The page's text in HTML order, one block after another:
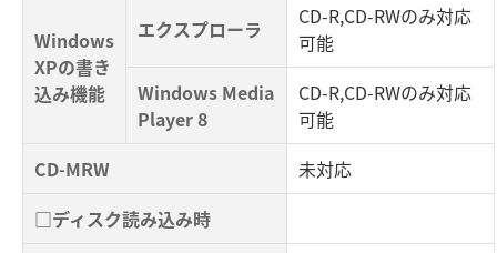
Windows
XPの書き
込み機能
エクスプローラ
CD-R,CD-RWのみ対応
可能
Windows Media
Player 8
CD-R,CD-RWのみ対応
可能
CD-MRW
未対応
□ディスク読み込み時